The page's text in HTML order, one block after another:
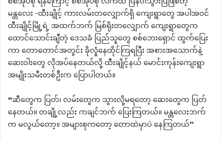
မန္တလေး -ထီးချိုင့် ကားလမ်းတလျှောက်ရှိ ကျေးရွာတွေ အပါအဝင်
ထီးချိုင့်မြို့ရဲ့ အထက်ဘက် မြစ်ရိုးတလျှောက် ကျေးရွာတွေက
ထောင်သောင်းချီတဲ့ ဒေသခံ ပြည်သူတွေ စစ်ဘေးရှောင် ထွက်ပြေး
ကာ တောတောင်အတွင်း ခိုလှုံနေထိုင်ကြရပြီး အစားအသောက်နဲ့
ဆေးဝါးတွေ လိုအပ်နေတယ်လို့ ထီးချိုင့်နယ် မောင်းကုန်းကျေးရွာ
အမျိုးသမီးတစ်ဦးက ပြောပါတယ်။
“ဆီတွေက ပြတ်၊ လမ်းတွေက သွားလို့မရတော့ ဆေးတွေက ပြတ်
နေတယ်။ တချို့လည်း ကချင်ဘက် ပြေးကြတယ်။ မန္တလေးဘက်
က မလွယ်တော့။ အများစုကတော့ တောထဲမှာပဲ နေကြတယ်”